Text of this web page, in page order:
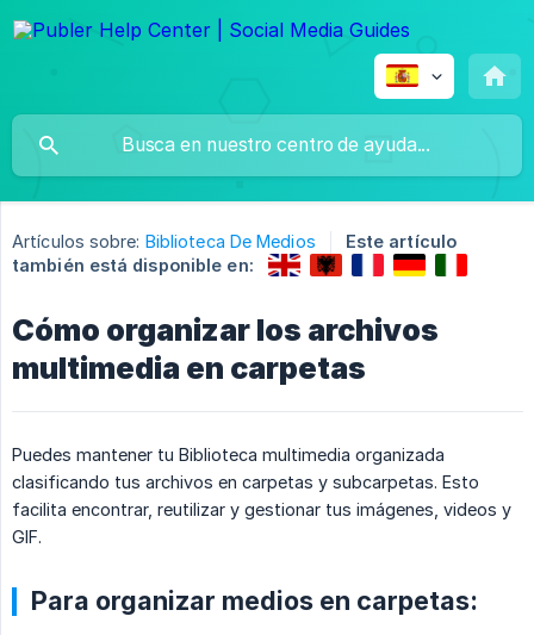
Artículos sobre: Biblioteca De Medios
Este artículo
también está disponible en:
Cómo organizar los archivos
multimedia en carpetas
Puedes mantener tu Biblioteca multimedia organizada
clasificando tus archivos en carpetas y subcarpetas. Esto
facilita encontrar, reutilizar y gestionar tus imágenes, videos y
GIF.
Para organizar medios en carpetas: